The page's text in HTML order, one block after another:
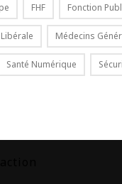
FHF Fonction
Médecins
Santé Numérique